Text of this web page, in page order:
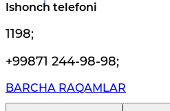
Ishonch telefoni
1198;
+99871 244-98-98;
BARCHA RAQAMLAR